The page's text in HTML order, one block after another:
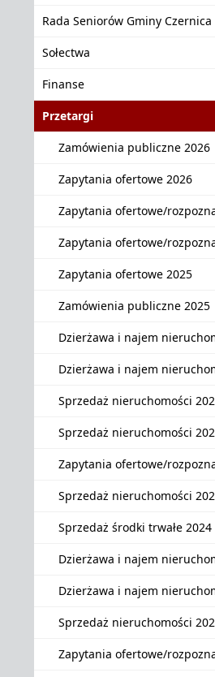
Rada Seniorów Gminy Czernica
Sołectwa
Finanse
Przetargi
Zamówienia publiczne 2026
Zapytania ofertowe 2026
Zapytania ofertowe/
Zapytania ofertowe/
Zapytania ofertowe 2025
Zamówienia publiczne 2025
Dzierżawa i najem
Dzierżawa i najem
Sprzedaż nieruchomości
Sprzedaż nieruchomości
Zapytania ofertowe/
Sprzedaż nieruchomości
Sprzedaż środki trwałe 2024
Dzierżawa i najem
Dzierżawa i najem
Sprzedaż nieruchomości
Zapytania ofertowe/